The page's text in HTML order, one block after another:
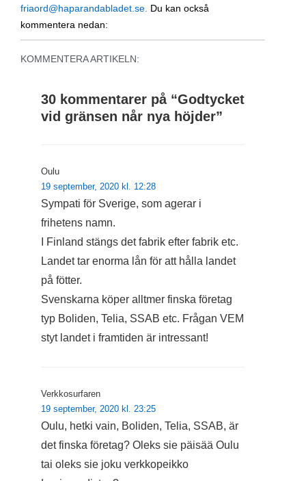
friaord@haparandabladet.se. Du kan också
kommentera nedan:
KOMMENTERA ARTIKELN:
30 kommentarer på “Godtycket
vid gränsen når nya höjder”
Oulu
19 september, 2020 kl. 12:28
Sympati för Sverige, som agerar i
frihetens namn.
I Finland stängs det fabrik efter fabrik etc.
Landet tar enorma lån för att hålla landet
på fötter.
Svenskarna köper alltmer finska företag
typ Boliden, Telia, SSAB etc. Frågan VEM
styt landet i framtiden är intressant!
Verkkosurfaren
19 september, 2020 kl. 23:25
Oulu, hetki vain, Boliden, Telia, SSAB, är
det finska företag? Oleks sie päisää Oulu
tai oleks sie joku verkkopeikko